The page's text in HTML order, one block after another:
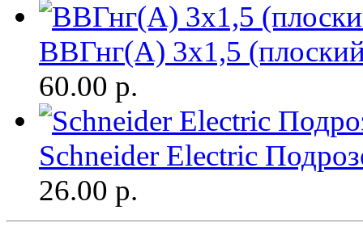
ВВГнг(A) 3х1,5
60.00 р.
Schneider Electric
26.00 р.